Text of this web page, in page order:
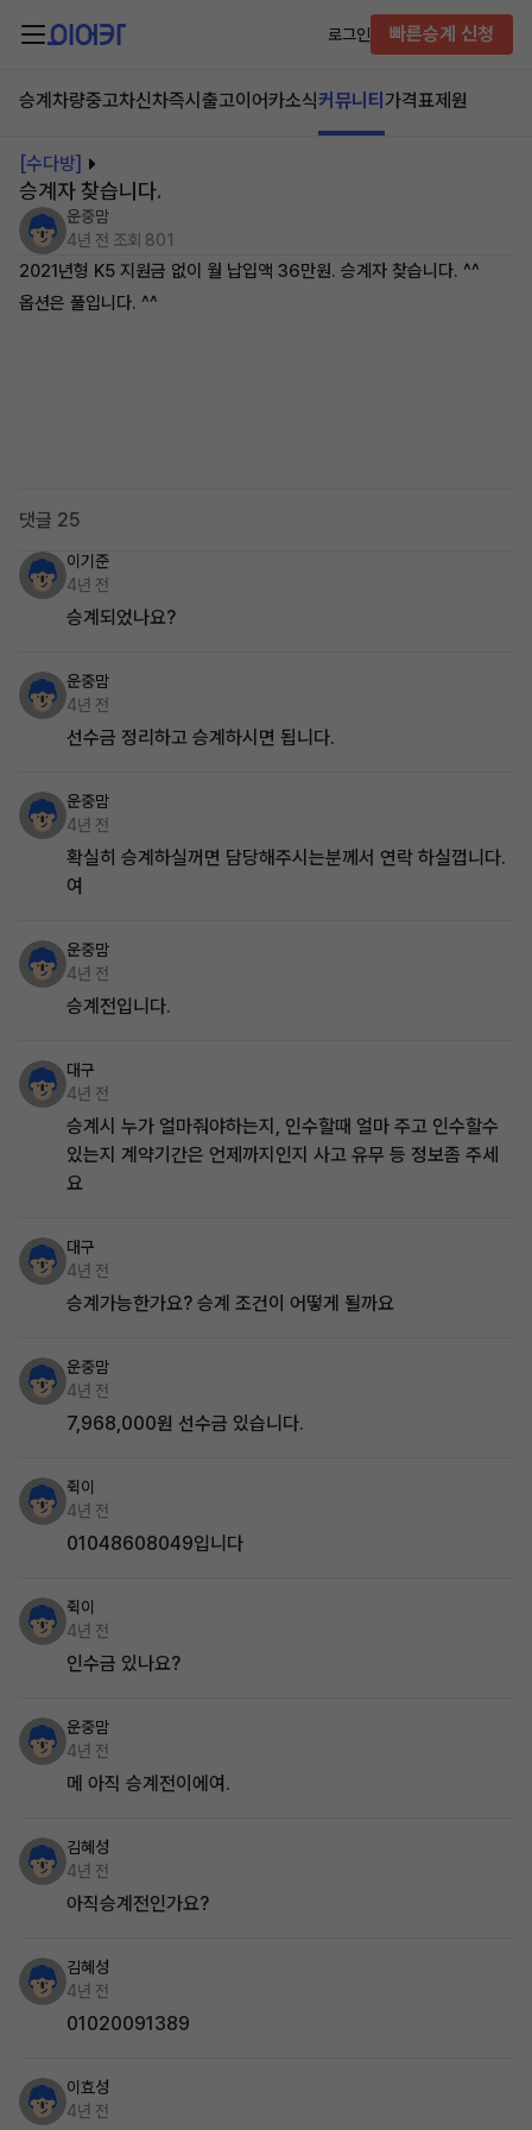
로그인 빠른승계 신청
승계차량중고차신차즉시출고이어카소식커뮤니티 가격표제원
[수다방]
승계자 찾습니다.
운중맘
4년 전 조회 801
2021년형 K5 지원금 없이 월 납입액 36만원. 승계자 찾습니다. ^^
옵션은 풀입니다. ^^
댓글 25
이기준
4년 전
승계되었나요?
운중맘
4년 전
선수금 정리하고 승계하시면 됩니다.
운중맘
4년 전
확실히 승계하실꺼면 담당해주시는분께서 연락 하실껍니다.
여
운중맘
4년 전
승계전입니다.
대구
4년 전
승계시 누가 얼마줘야하는지, 인수할때 얼마 주고 인수할수
있는지 계약기간은 언제까지인지 사고 유무 등 정보좀 주세
요
대구
4년 전
승계가능한가요? 승계 조건이 어떻게 될까요
운중맘
4년 전
7,968,000원 선수금 있습니다.
쥑이
4년 전
01048608049입니다
쥑이
4년 전
인수금 있나요?
운중맘
4년 전
메 아직 승계전이에여.
김혜성
4년 전
아직승계전인가요?
김혜성
4년 전
01020091389
이효성
4년 전